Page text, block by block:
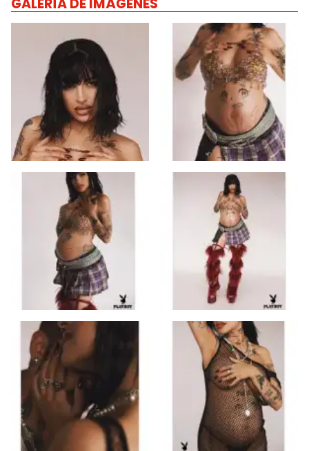
GALERÍA DE IMÁGENES